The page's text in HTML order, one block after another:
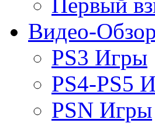
Видео-
PS3 Игры
PS4-PS5
PSN Игры